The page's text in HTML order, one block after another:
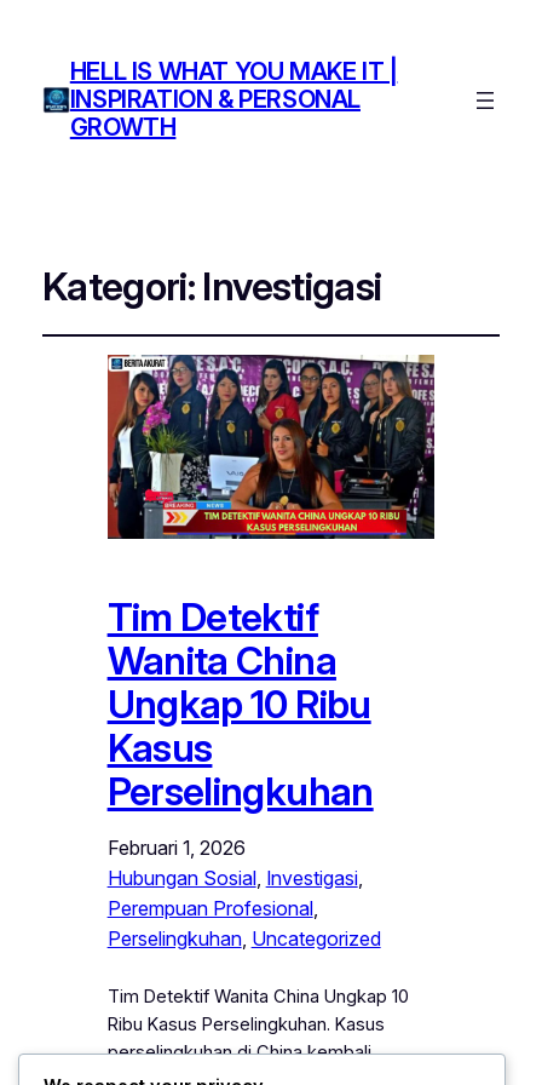
HELL IS WHAT YOU MAKE IT |
INSPIRATION & PERSONAL
GROWTH
Kategori: Investigasi
Tim Detektif
Wanita China
Ungkap 10 Ribu
Kasus
Perselingkuhan
Februari 1, 2026
Hubungan Sosial, Investigasi
Perempuan Profesional
Perselingkuhan, Uncategorized
Tim Detektif Wanita China Ungkap 10
Ribu Kasus Perselingkuhan. Kasus
perselingkuhan di China kembali
menjadi sorotan setelah sebuah tim